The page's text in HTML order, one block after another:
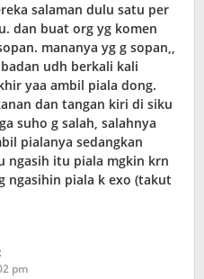
salaman dulu satu per
dan buat org yg komen
mananya yg g sopan,,
udh berkali kali
yaa ambil piala dong.
dan tangan kiri di siku
suho g salah, salahnya
pialanya sedangkan
ngasih itu piala mgkin krn
ngasihin piala k exo (takut
pm